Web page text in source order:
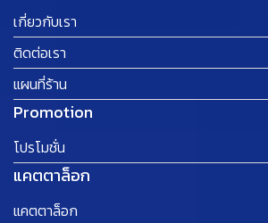
เกี่ยวกับเรา
ติดต่อเรา
แผนที่ร้าน
Promotion
โปรโมชั่น
แคตตาล็อก
แคตตาล็อก